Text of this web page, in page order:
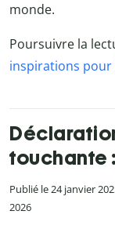
monde.
Poursuivre la
inspirations pour
touchante
Publié le 24 janvier
2026